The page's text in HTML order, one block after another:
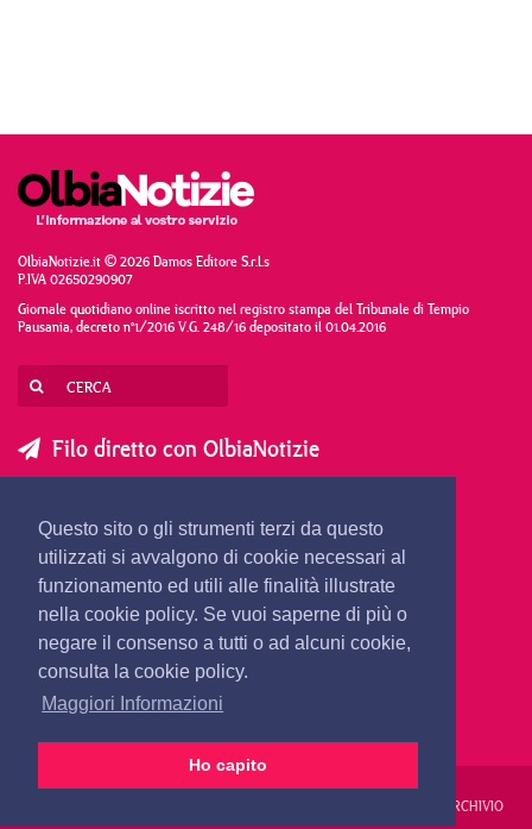
Questo sito o gli strumenti terzi da questo
utilizzati si avvalgono di cookie necessari al
funzionamento ed utili alle finalità illustrate
nella cookie policy. Se vuoi saperne di più o
negare il consenso a tutti o ad alcuni cookie,
consulta la cookie policy.
Maggiori Informazioni
Ho capito
OlbiaNotizie.it © 2026 Damos Editore S.r.l.s
P.IVA 02650290907
Giornale quotidiano online iscritto nel registro stampa del Tribunale di Tempio
Pausania, decreto n°1/2016 V.G. 248/16 depositato il 01.04.2016
Filo diretto con OlbiaNotizie
SEGNALA UNA NOTIZIA
SEGNALA UN EVENTO
redazione@olbianotizie.it
ARCHIVIO